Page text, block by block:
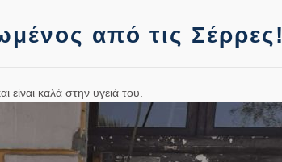
από τις Σέρρες!
είναι καλά στην υγειά του.